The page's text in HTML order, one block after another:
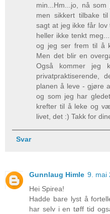
min...Hm...jo, nå
men sikkert tilbake
sagt at jeg ikke får
heller ikke tenkt
og jeg ser frem til å
Men det blir en
Også kommer jeg
planen å leve - gjøre
og som jeg har
krefter til å leke og
livet, det :) Takk for
Svar
Gunnlaug Himle 9. mai
Hei Spirea!
Hadde bare lyst å
har selv i en tøff tid